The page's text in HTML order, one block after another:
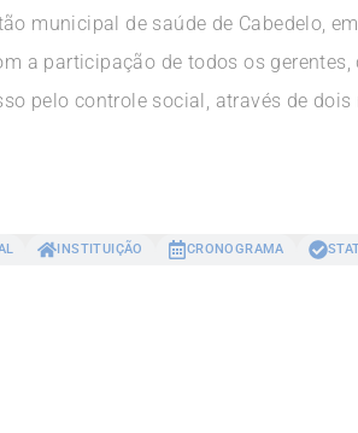
municipal de saúde de Cabedelo,
a participação de todos os
pelo controle social, através de
INSTITUIÇÃO CRONOGRAMA